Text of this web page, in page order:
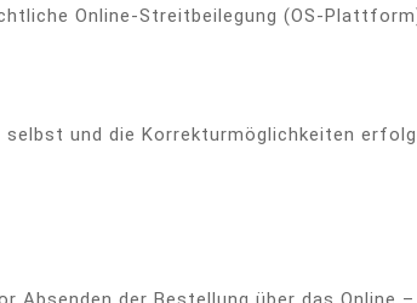
Online-Streitbeilegung (OS-
und die Korrekturmöglichkeiten